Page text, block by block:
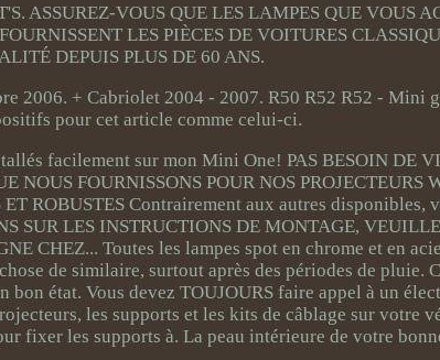
ASSUREZ-VOUS QUE LES LAMPES QUE VOUS
LES PIÈCES DE VOITURES
DEPUIS PLUS DE 60 ANS.
2006. + Cabriolet 2004 - 2007. R50 R52 R52 - Mini
pour cet article comme celui-ci.
facilement sur mon Mini One! PAS BESOIN DE
NOUS FOURNISSONS POUR NOS PROJECTEURS
ROBUSTES Contrairement aux autres disponibles,
SUR LES INSTRUCTIONS DE MONTAGE,
CHEZ... Toutes les lampes spot en chrome et en
de similaire, surtout après des périodes de pluie.
état. Vous devez TOUJOURS faire appel à un
les supports et les kits de câblage sur votre
fixer les supports à. La peau intérieure de votre